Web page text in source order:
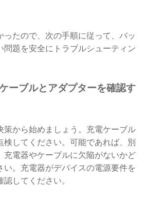
ったので、次の手順に従って、バッ
問題を安全にトラブルシューティン
ーブルとアダプターを確認す
策から始めましょう。充電ケーブル
検してください。可能であれば、別
充電器やケーブルに欠陥がないかど
い。充電器がデバイスの電源要件を
してください。